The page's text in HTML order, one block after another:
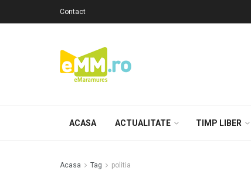
Contact
ACASA ACTUALITATE TIMP LIBER
Acasa Tag politia